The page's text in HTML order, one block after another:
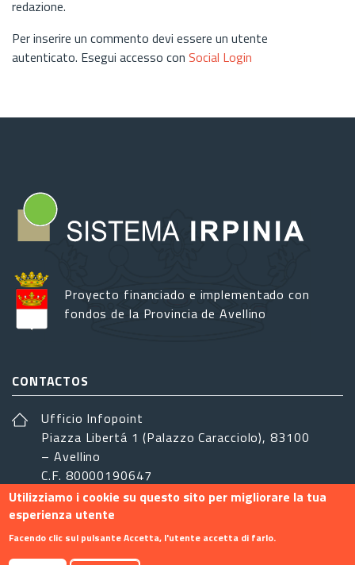
redazione.
Per inserire un commento devi essere un utente
autenticato. Esegui accesso con Social Login
Proyecto financiado e implementado con
fondos de la Provincia de Avellino
CONTACTOS
Ufficio Infopoint
Piazza Libertá 1 (Palazzo Caracciolo), 83100
– Avellino
C.F. 80000190647
sistemairpinia@provincia.avellino.it
SÍGANOS
Utilizziamo i cookie su questo sito per migliorare la tua
esperienza utente
Facendo clic sul pulsante Accetta, l'utente accetta di farlo.